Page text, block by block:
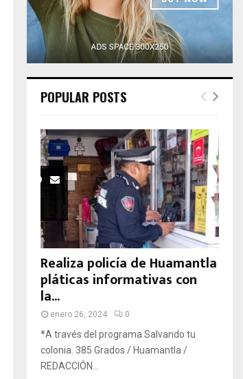
POPULAR POSTS
Realiza policía de Huamantla
pláticas informativas con
la...
enero 26, 2024 0
*A través del programa Salvando tu
colonia. 385 Grados / Huamantla /
REDACCIÓN...